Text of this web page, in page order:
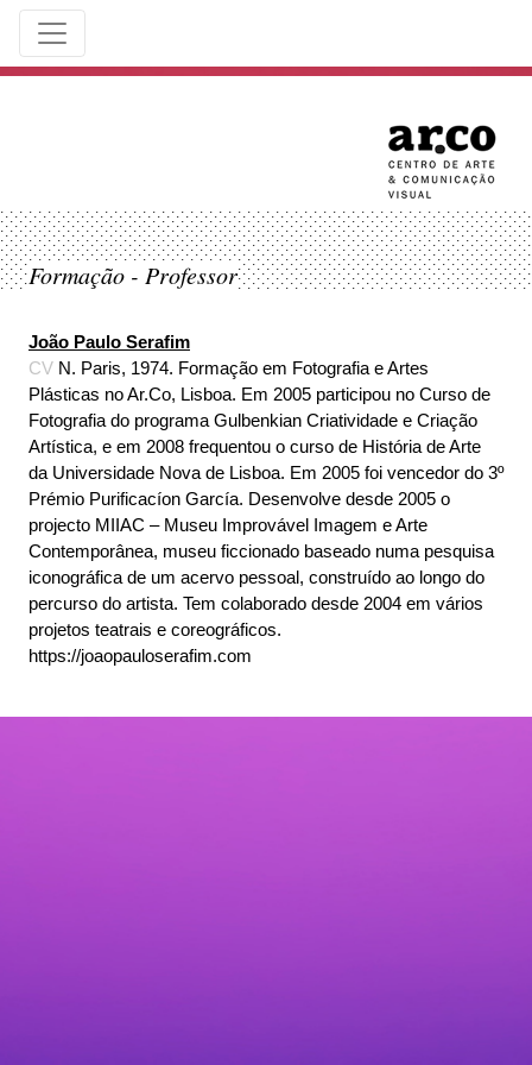
Formação - Professor
João Paulo Serafim
CV N. Paris, 1974. Formação em Fotografia e Artes
Plásticas no Ar.Co, Lisboa. Em 2005 participou no Curso de
Fotografia do programa Gulbenkian Criatividade e Criação
Artística, e em 2008 frequentou o curso de História de Arte
da Universidade Nova de Lisboa. Em 2005 foi vencedor do 3º
Prémio Purificacíon García. Desenvolve desde 2005 o
projecto MIIAC – Museu Improvável Imagem e Arte
Contemporânea, museu ficcionado baseado numa pesquisa
iconográfica de um acervo pessoal, construído ao longo do
percurso do artista. Tem colaborado desde 2004 em vários
projetos teatrais e coreográficos.
https://joaopauloserafim.com